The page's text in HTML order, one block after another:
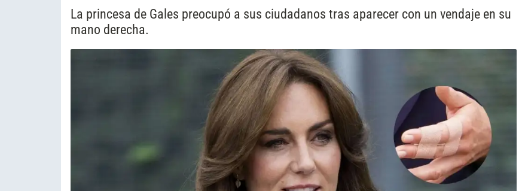
La princesa de Gales preocupó a sus ciudadanos tras aparecer con un vendaje en su
mano derecha.